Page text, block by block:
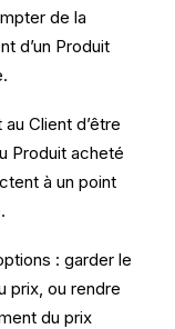
de la
d’un Produit
Client d’être
Produit acheté
à un point
: garder le
prix, ou rendre
du prix